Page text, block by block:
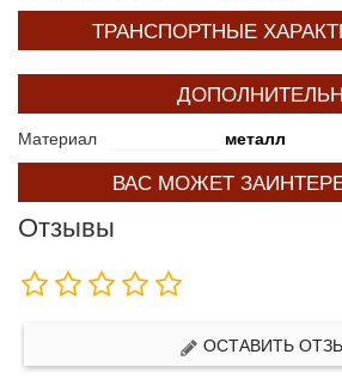
ТРАНСПОРТНЫЕ
Материал металл
ВАС МОЖЕТ
Отзывы
ОСТАВИТЬ